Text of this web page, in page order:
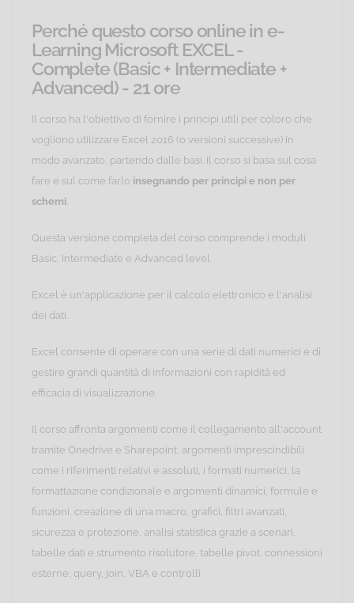
Perché questo corso online in e-
Learning Microsoft EXCEL -
Complete (Basic + Intermediate +
Advanced) - 21 ore
Il corso ha l'obiettivo di fornire i principi utili per coloro che
vogliono utilizzare Excel 2016 (o versioni successive) in
modo avanzato, partendo dalle basi. Il corso si basa sul cosa
fare e sul come farlo insegnando per principi e non per
schemi
Questa versione completa del corso comprende i moduli
Basic, Intermediate e Advanced level.
Excel è un'applicazione per il calcolo elettronico e l'analisi
dei dati.
Excel consente di operare con una serie di dati numerici e di
gestire grandi quantità di informazioni con rapidità ed
efficacia di visualizzazione.
Il corso affronta argomenti come il collegamento all'account
tramite Onedrive e Sharepoint, argomenti imprescindibili
come i riferimenti relativi e assoluti, i formati numerici, la
formattazione condizionale e argomenti dinamici, formule e
funzioni, creazione di una macro, grafici, filtri avanzati,
sicurezza e protezione, analisi statistica grazie a scenari,
tabelle dati e strumento risolutore, tabelle pivot, connessioni
esterne, query, join, VBA e controlli.